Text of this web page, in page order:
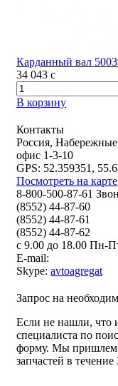
Карданный вал
34 043 c
В корзину
Контакты
Россия,
офис 1-3-10
GPS: 52.359351,
Посмотреть на карте
8-800-500-87-61
(8552) 44-87-60
(8552) 44-87-61
(8552) 44-87-62
с 9.00 до 18.00 Пн-
E-mail:
Skype: avtoagregat
Запрос на
Если не нашли, что
специалиста по
форму. Мы пришлем
запчастей в